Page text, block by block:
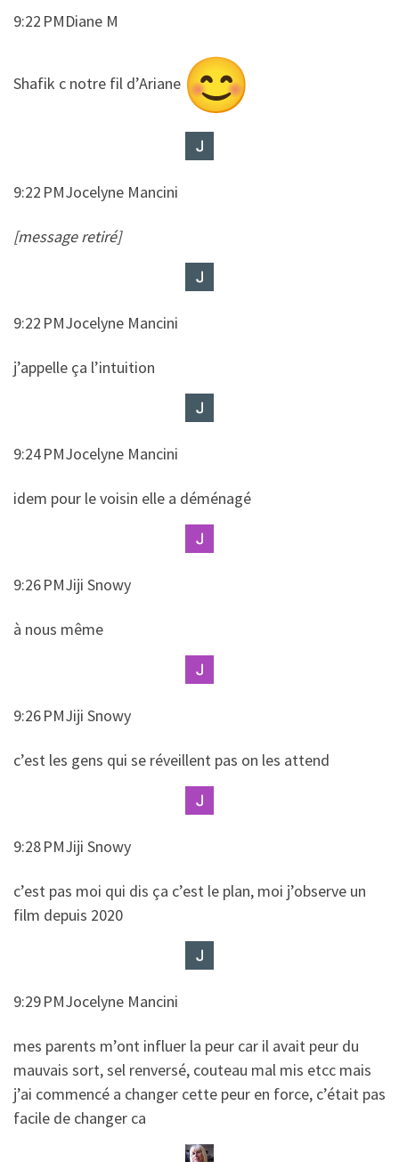
9:22 PMDiane M
​​Shafik c notre fil d’Ariane
9:22 PMJocelyne Mancini
[message retiré]
9:22 PMJocelyne Mancini
​​j’appelle ça l’intuition
9:24 PMJocelyne Mancini
​​idem pour le voisin elle a déménagé
9:26 PMJiji Snowy
​​à nous même
9:26 PMJiji Snowy
​​c’est les gens qui se réveillent pas on les attend
9:28 PMJiji Snowy
​​c’est pas moi qui dis ça c’est le plan, moi j’observe un
film depuis 2020
9:29 PMJocelyne Mancini
​​mes parents m’ont influer la peur car il avait peur du
mauvais sort, sel renversé, couteau mal mis etcc mais
j’ai commencé a changer cette peur en force, c’était pas
facile de changer ca